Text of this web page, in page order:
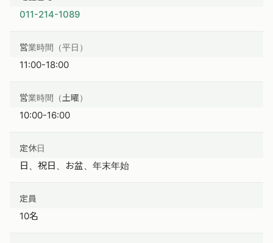
011-214-1089
営業時間（平日）
11:00-18:00
営業時間（土曜）
10:00-16:00
定休日
日、祝日、お盆、年末年始
定員
10名